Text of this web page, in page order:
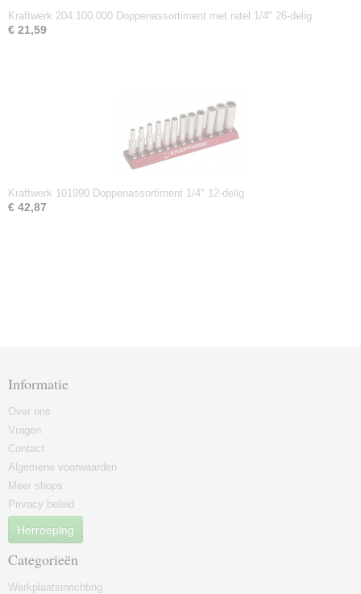
Kraftwerk 204.100.000 Doppenassortiment met ratel 1/4" 26-delig
€ 21,59
Kraftwerk 101990 Doppenassortiment 1/4" 12-delig
€ 42,87
Informatie
Over ons
Vragen
Contact
Algemene voorwaarden
Meer shops
Privacy beleid
Herroeping
Categorieën
Werkplaatsinrichting